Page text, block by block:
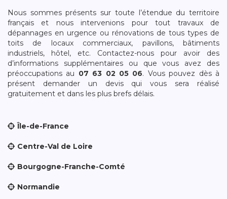
Nous sommes présents sur toute l’étendue du territoire
français et nous intervenions pour tout travaux de
dépannages en urgence ou rénovations de tous types de
toits de locaux commerciaux, pavillons, bâtiments
industriels, hôtel, etc. Contactez-nous pour avoir des
d’informations supplémentaires ou que vous avez des
préoccupations au 07 63 02 05 06. Vous pouvez dès à
présent demander un devis qui vous sera réalisé
gratuitement et dans les plus brefs délais.
Île-de-France
Centre-Val de Loire
Bourgogne-Franche-Comté
Normandie